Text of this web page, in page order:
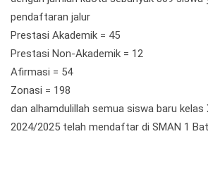
pendaftaran jalur
Prestasi Akademik = 45
Prestasi Non-Akademik = 12
Afirmasi = 54
Zonasi = 198
dan alhamdulillah semua siswa baru kelas
2024/2025 telah mendaftar di SMAN 1